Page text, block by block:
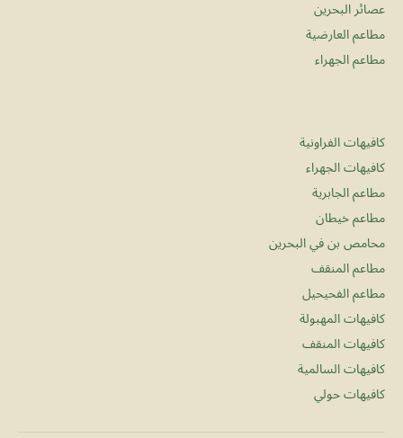
عصائر البحرين
مطاعم العارضية
مطاعم الجهراء
كافيهات الفراونية
كافيهات الجهراء
مطاعم الجابرية
مطاعم خيطان
محامص بن في البحرين
مطاعم المنقف
مطاعم الفحيحيل
كافيهات المهبولة
كافيهات المنقف
كافيهات السالمية
كافيهات حولي